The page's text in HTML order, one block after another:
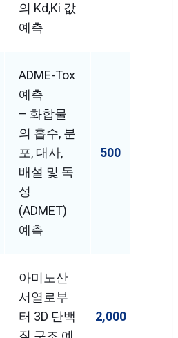
의 Kd,Ki 값
예측
ADME-Tox
예측
– 화합물
의 흡수, 분
포, 대사,
배설 및 독
성
(ADMET)
예측
500
아미노산
서열로부
터 3D 단백
2,000